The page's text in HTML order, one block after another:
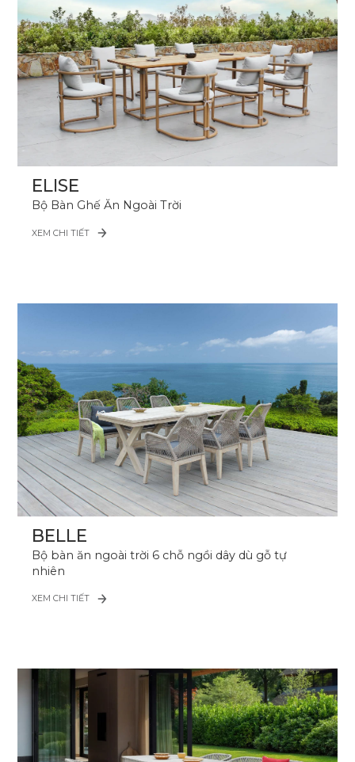
ELISE
Bộ Bàn Ghế Ăn Ngoài Trời
XEM CHI TIẾT
BELLE
Bộ bàn ăn ngoài trời 6 chỗ ngồi dây dù gỗ tự
nhiên
XEM CHI TIẾT